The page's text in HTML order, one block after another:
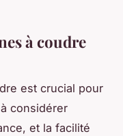
à coudre
est crucial pour
considérer
et la facilité